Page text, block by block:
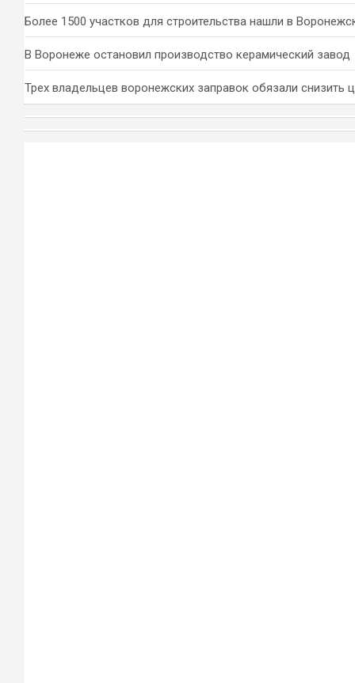
Более 1500 участков для строительства нашли в
В Воронеже остановил производство керамический завод
Трех владельцев воронежских заправок обязали снизить